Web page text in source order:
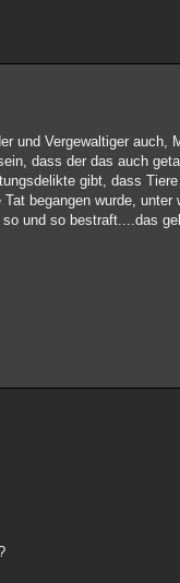
und Vergewaltiger
dass der das auch
gibt, dass
begangen wurde,
und so bestraft....das